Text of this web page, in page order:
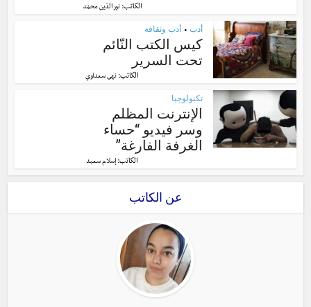
الكاتب:نور الدّين محمّد
أدب • أدب وثقافة
كيس الكتب النّائم
تحت السرير
الكاتب: نهى سعداوي
تكنولوجيا
الإنترنت المظلم
وسر فيديو “حساء
الغرفة الفارغة”
الكاتب: إسلام سعيد
عن الكاتب